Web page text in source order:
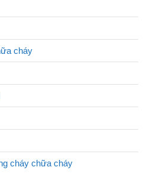
cháy
cháy chữa cháy